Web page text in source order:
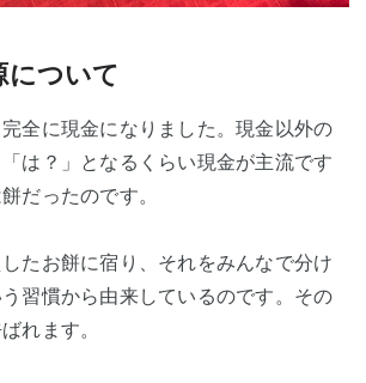
について
全に現金になりました。現金以外の
は？」となるくらい現金が主流です
だったのです。
たお餅に宿り、それをみんなで分け
習慣から由来しているのです。その
れます。